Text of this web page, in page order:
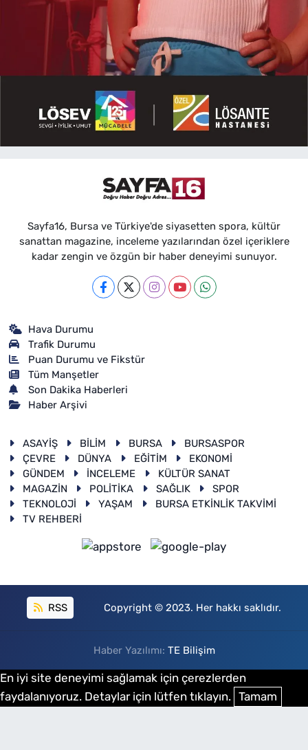
Sayfa16, Bursa ve Türkiye'de siyasetten spora, kültür
sanattan magazine, inceleme yazılarından özel içeriklere
kadar zengin ve özgün bir haber deneyimi sunuyor.
Hava Durumu
Trafik Durumu
Puan Durumu ve Fikstür
Tüm Manşetler
Son Dakika Haberleri
Haber Arşivi
ASAYİŞ BİLİM BURSA
BURSASPOR
ÇEVRE
DÜNYA EĞİTİM
EKONOMİ
GÜNDEM
İNCELEME
KÜLTÜR SANAT
MAGAZİN
POLİTİKA SAĞLIK
SPOR
TEKNOLOJİ
YAŞAM
BURSA ETKİNLİK TAKVİMİ
TV REHBERİ
RSS Copyright © 2023. Her hakkı saklıdır.
Haber Yazılımı: TE Bilişim
En iyi site deneyimi sağlamak için çerezlerden
faydalanıyoruz. Detaylar için lütfen tıklayın. Tamam